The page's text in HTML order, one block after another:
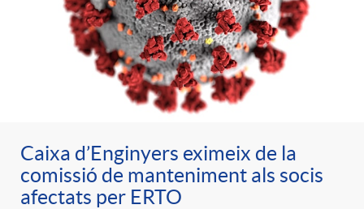
Caixa d’Enginyers eximeix de la
comissió de manteniment als socis
afectats per ERTO